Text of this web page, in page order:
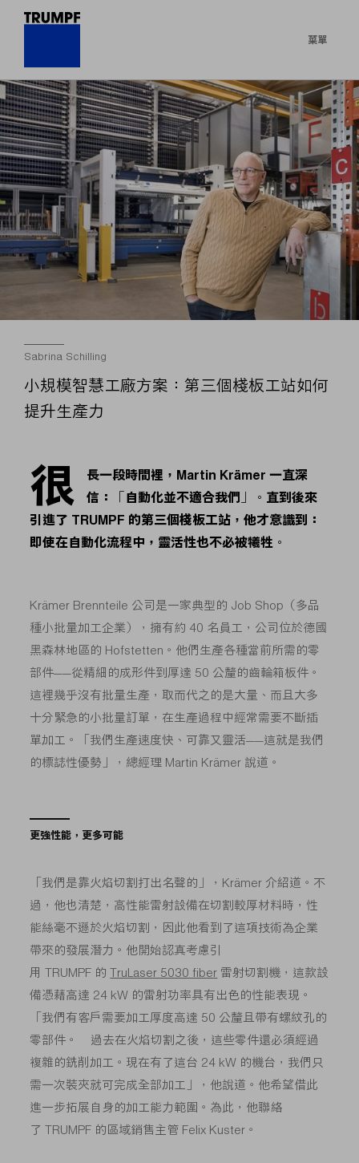
菜單
Sabrina Schilling
小規模智慧工廠方案：第三個棧板工站如何
提升生產力
很
長一段時間裡，Martin Krämer 一直深
信：「自動化並不適合我們」。直到後來
引進了 TRUMPF 的第三個棧板工站，他才意識到：
即使在自動化流程中，靈活性也不必被犧牲。
Krämer Brennteile 公司是一家典型的 Job Shop（多品
種小批量加工企業），擁有約 40 名員工，公司位於德國
黑森林地區的 Hofstetten。他們生產各種當前所需的零
部件——從精細的成形件到厚達 50 公釐的齒輪箱板件。
這裡幾乎沒有批量生產，取而代之的是大量、而且大多
十分緊急的小批量訂單，在生產過程中經常需要不斷插
單加工。「我們生產速度快、可靠又靈活——這就是我們
的標誌性優勢」，總經理 Martin Krämer 說道。
更強性能，更多可能
「我們是靠火焰切割打出名聲的」，Krämer 介紹道。不
過，他也清楚，高性能雷射設備在切割較厚材料時，性
能絲毫不遜於火焰切割，因此他看到了這項技術為企業
帶來的發展潛力。他開始認真考慮引
用 TRUMPF 的TruLaser 5030 fiber 雷射切割機，這款設
備憑藉高達 24 kW 的雷射功率具有出色的性能表現。
「我們有客戶需要加工厚度高達 50 公釐且帶有螺紋孔的
零部件。 過去在火焰切割之後，這些零件還必須經過
複雜的銑削加工。現在有了這台 24 kW 的機台，我們只
需一次裝夾就可完成全部加工」，他說道。他希望借此
進一步拓展自身的加工能力範圍。為此，他聯絡
了 TRUMPF 的區域銷售主管 Felix Kuster。